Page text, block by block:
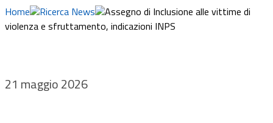
Eventi
Progetti
Home Ricerca News
Assegno di Inclusione alle vittime di
violenza e sfruttamento, indicazioni INPS
21 maggio 2026